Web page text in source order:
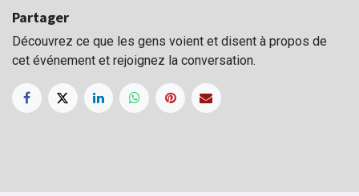
Partager
Découvrez ce que les gens voient et disent à propos de
cet événement et rejoignez la conversation.